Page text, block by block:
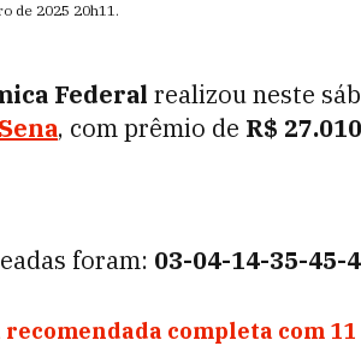
de 2025 20h11.
Federal realizou neste
, com prêmio de R$
foram: 03-04-14-35-45-
completa com